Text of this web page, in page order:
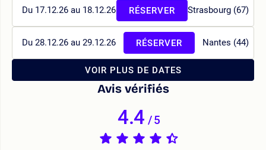
Du 17.12.26 au 18.12.26 Strasbourg (67)
RÉSERVER
Du 28.12.26 au 29.12.26 Nantes (44)
RÉSERVER
VOIR PLUS DE DATES
Avis vérifiés
4.4/5